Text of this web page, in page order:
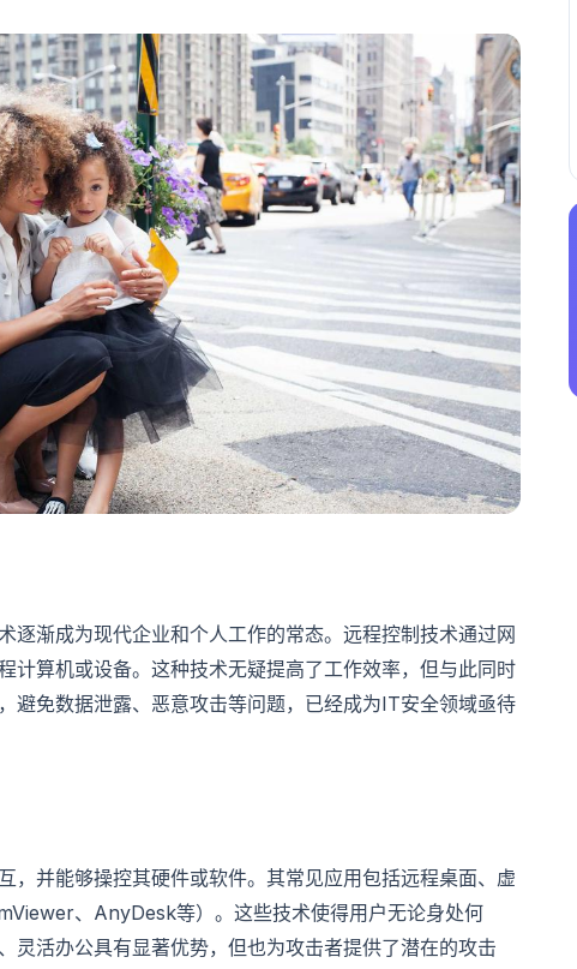
逐渐成为现代企业和个人工作的常态。远程控制技术通过网
计算机或设备。这种技术无疑提高了工作效率，但与此同时
避免数据泄露、恶意攻击等问题，已经成为IT安全领域亟待
，并能够操控其硬件或软件。其常见应用包括远程桌面、虚
、AnyDesk等）。这些技术使得用户无论身处何
灵活办公具有显著优势，但也为攻击者提供了潜在的攻击